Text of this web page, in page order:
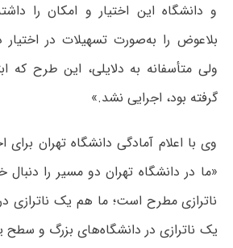
و دانشگاه این اختیار و امکان را
بلاعوض را به‌صورت تسهیلات در اختیار
ولی متأسفانه به دلایلی، این طرح که
گرفته بود، اجرایی نشد.»
وی با اعلام آمادگی دانشگاه تهران
«ما در دانشگاه تهران دو مسیر را
ناترازی مطرح است؛ ما هم یک ناترازی
یک ناترازی در دانشگاه‌های بزرگ و سطح